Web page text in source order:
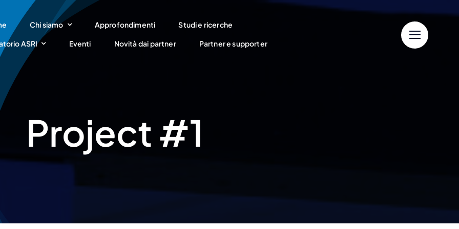
Chi siamo Approfondimenti Studi e ricerche
ASRI Eventi Novità dai partner Partner e supporter
Project #1